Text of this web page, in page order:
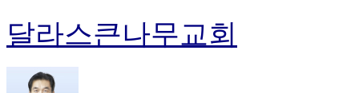
달라스큰나무교회